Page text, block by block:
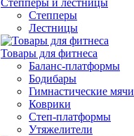
Степперы и лестницы
Степперы
Лестницы
Товары для фитнеса
Баланс-платформы
Бодибары
Гимнастические мячи
Коврики
Степ-платформы
Утяжелители